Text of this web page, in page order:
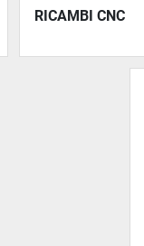
RICAMBI CNC